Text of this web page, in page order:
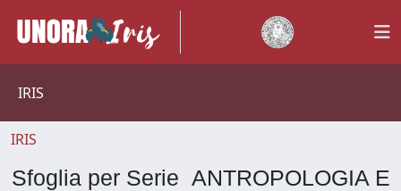
IRIS
IRIS
Sfoglia per Serie ANTROPOLOGIA E